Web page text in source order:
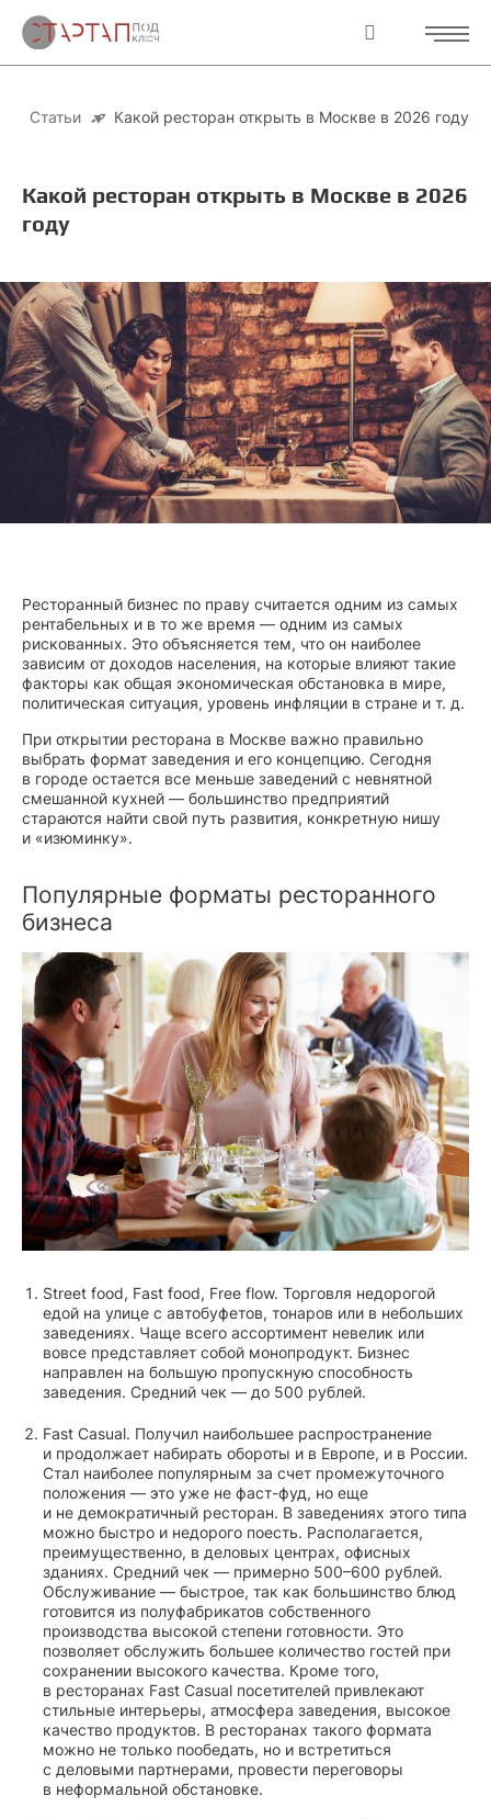
Статьи Какой ресторан открыть в Москве в 2026 году
Какой ресторан открыть в Москве в 2026
году
Ресторанный бизнес по праву считается одним из самых
рентабельных и в то же время — одним из самых
рискованных. Это объясняется тем, что он наиболее
зависим от доходов населения, на которые влияют такие
факторы как общая экономическая обстановка в мире,
политическая ситуация, уровень инфляции в стране и т. д.
При открытии ресторана в Москве важно правильно
выбрать формат заведения и его концепцию. Сегодня
в городе остается все меньше заведений с невнятной
смешанной кухней — большинство предприятий
стараются найти свой путь развития, конкретную нишу
и «изюминку».
Популярные форматы ресторанного
бизнеса
Street food, Fast food, Free flow. Торговля недорогой
едой на улице с автобуфетов, тонаров или в небольших
заведениях. Чаще всего ассортимент невелик или
вовсе представляет собой монопродукт. Бизнес
направлен на большую пропускную способность
заведения. Средний чек — до 500 рублей.
Fast Casual. Получил наибольшее распространение
и продолжает набирать обороты и в Европе, и в России.
Стал наиболее популярным за счет промежуточного
положения — это уже не фаст-фуд, но еще
и не демократичный ресторан. В заведениях этого типа
можно быстро и недорого поесть. Располагается,
преимущественно, в деловых центрах, офисных
зданиях. Средний чек — примерно 500–600 рублей.
Обслуживание — быстрое, так как большинство блюд
готовится из полуфабрикатов собственного
производства высокой степени готовности. Это
позволяет обслужить большее количество гостей при
сохранении высокого качества. Кроме того,
в ресторанах Fast Casual посетителей привлекают
стильные интерьеры, атмосфера заведения, высокое
качество продуктов. В ресторанах такого формата
можно не только пообедать, но и встретиться
с деловыми партнерами, провести переговоры
в неформальной обстановке.